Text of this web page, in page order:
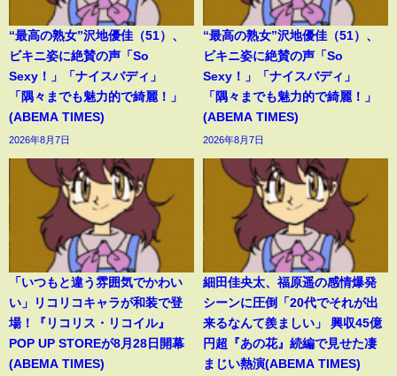
“最高の熟女”沢地優佳（51）、
ビキニ姿に絶賛の声「So
Sexy！」「ナイスバディ」
「隅々までも魅力的で綺麗！」
(ABEMA TIMES)
2026年8月7日
“最高の熟女”沢地優佳（51）、
ビキニ姿に絶賛の声「So
Sexy！」「ナイスバディ」
「隅々までも魅力的で綺麗！」
(ABEMA TIMES)
2026年8月7日
「いつもと違う雰囲気でかわい
い」リコリコキャラが和装で登
場！『リコリス・リコイル』
POP UP STOREが8月28日開幕
(ABEMA TIMES)
細田佳央太、福原遥の感情爆発
シーンに圧倒「20代でそれが出
来るなんて羨ましい」 興収45億
円超『あの花』続編で見せた凄
まじい熱演(ABEMA TIMES)